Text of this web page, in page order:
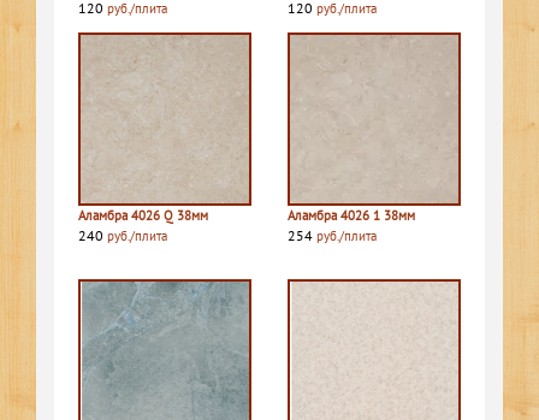
120 руб./плита 120 руб./плита
Аламбра 4026 Q 38мм
240 руб./плита
Аламбра 4026 1 38мм
254 руб./плита